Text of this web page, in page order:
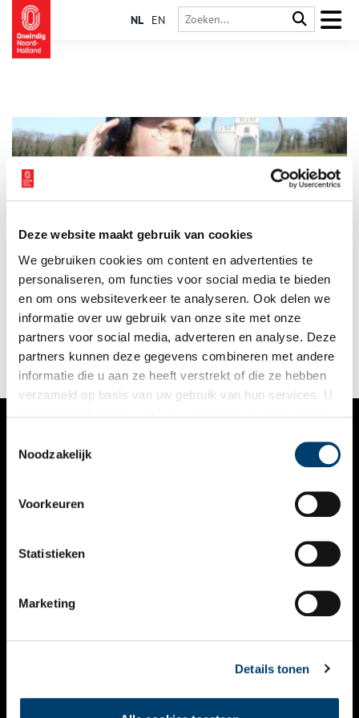
Deze website maakt gebruik van cookies
We gebruiken cookies om content en advertenties te
personaliseren, om functies voor social media te bieden
en om ons websiteverkeer te analyseren. Ook delen we
informatie over uw gebruik van onze site met onze
partners voor social media, adverteren en analyse. Deze
partners kunnen deze gegevens combineren met andere
informatie die u aan ze heeft verstrekt of die ze hebben
verzameld op basis van uw gebruik van hun services. U
Noodzakelijk
Voorkeuren
Statistieken
Marketing
Details tonen
NL EN
Hoe vind je een kasteel dat niet gevonden mag worden? In de
nieuwe podcastserie De Kasteeldetective van
Archeologiemuseum Huis van Hilde behandelt Marius Bruijn
cold case-verhalen over verdwenen kastelen van Noord-
Holland. In de eerste aflevering gaat hij op zoek naar het
kasteel waar de meest beruchte moordenaar van de
middeleeuwen woonde, Gerard van Velsen.
2 min
VERHALEN
KALENDER
THEMA’S
VIDEO’S
CONTACT